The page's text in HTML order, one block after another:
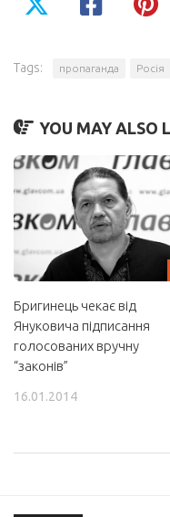
Tags: пропаганда Росія
YOU MAY ALSO
Бригинець чекає від
Януковича підписання
голосованих вручну
“законів”
16.01.2014